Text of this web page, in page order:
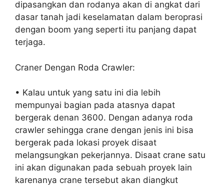
dipasangkan dan rodanya akan di angkat dari
dasar tanah jadi keselamatan dalam beroprasi
dengan boom yang seperti itu panjang dapat
terjaga.
Craner Dengan Roda Crawler:
• Kalau untuk yang satu ini dia lebih
mempunyai bagian pada atasnya dapat
bergerak denan 3600. Dengan adanya roda
crawler sehingga crane dengan jenis ini bisa
bergerak pada lokasi proyek disaat
melangsungkan pekerjannya. Disaat crane satu
ini akan digunakan pada sebuah proyek lain
karenanya crane tersebut akan diangkut